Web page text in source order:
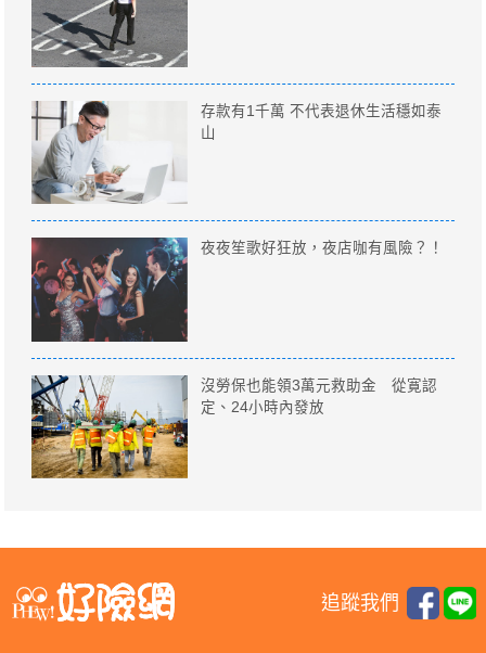
存款有1千萬 不代表退休生活穩如泰
山
夜夜笙歌好狂放，夜店咖有風險？！
沒勞保也能領3萬元救助金 從寛認
定、24小時內發放
追蹤我們